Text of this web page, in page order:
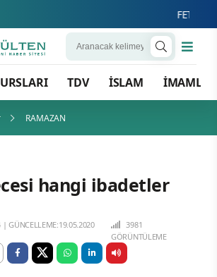
FETÖ’nün
TDV İSLAM İMAMLAR
RAMAZAN
hangi ibadetler
|GÜNCELLEME:19.05.2020
3981
GÖRÜNTÜLEME